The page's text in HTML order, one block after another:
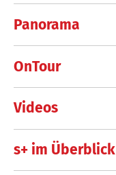
Panorama
OnTour
Videos
s+ im Überblick